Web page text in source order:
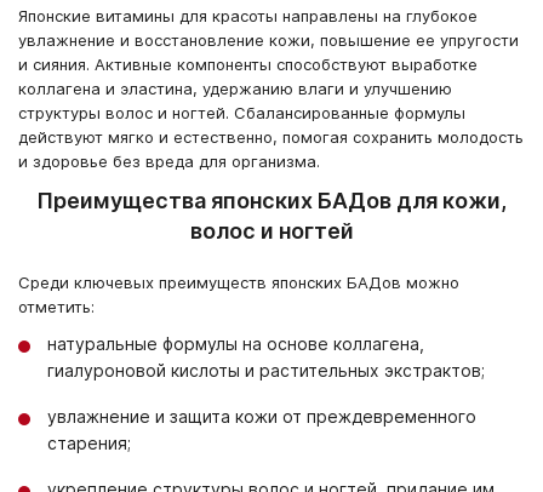
Японские витамины для красоты направлены на глубокое
увлажнение и восстановление кожи, повышение ее упругости
и сияния. Активные компоненты способствуют выработке
коллагена и эластина, удержанию влаги и улучшению
структуры волос и ногтей. Сбалансированные формулы
действуют мягко и естественно, помогая сохранить молодость
и здоровье без вреда для организма.
Преимущества японских БАДов для кожи,
волос и ногтей
Среди ключевых преимуществ японских БАДов можно
отметить:
натуральные формулы на основе коллагена,
гиалуроновой кислоты и растительных экстрактов;
увлажнение и защита кожи от преждевременного
старения;